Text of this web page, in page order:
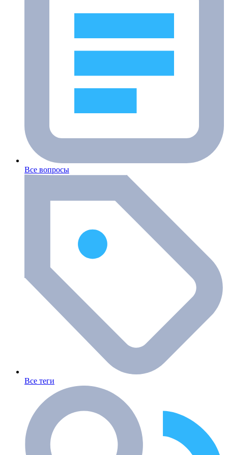
Все вопросы
Все теги